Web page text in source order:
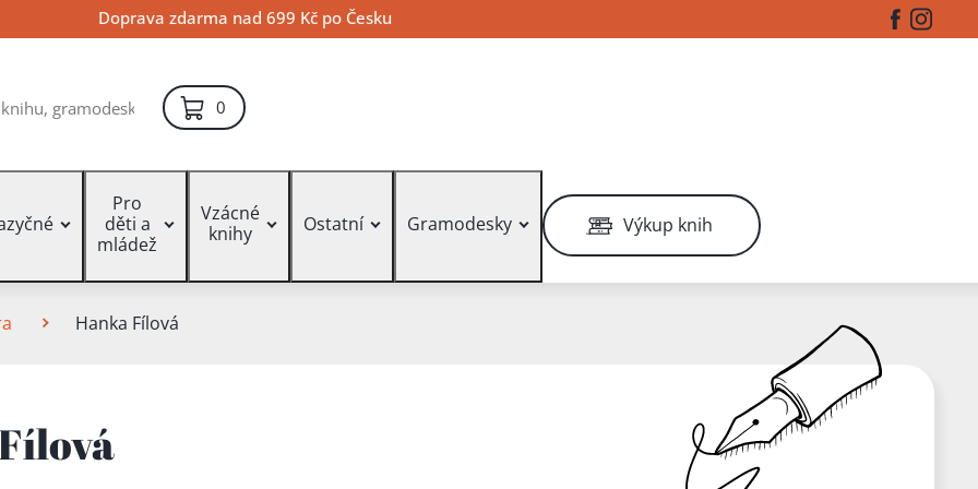
Doprava zdarma nad 699 Kč po Česku Facebook
0položek – košík
Pro
děti a
mládež
Vzácné
knihy
Ostatní Gramodesky Výkup knih
Hanka Fílová